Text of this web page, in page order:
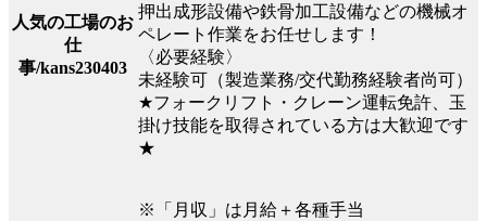
人気の工場のお
仕
事/kans230403
押出成形設備や鉄骨加工設備などの機械オ
ペレート作業をお任せします！
〈必要経験〉
未経験可（製造業務/交代勤務経験者尚可）
★フォークリフト・クレーン運転免許、玉
掛け技能を取得されている方は大歓迎です
★
※「月収」は月給＋各種手当